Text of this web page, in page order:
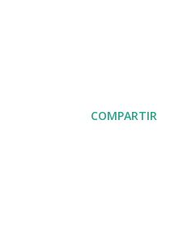
COMPARTIR